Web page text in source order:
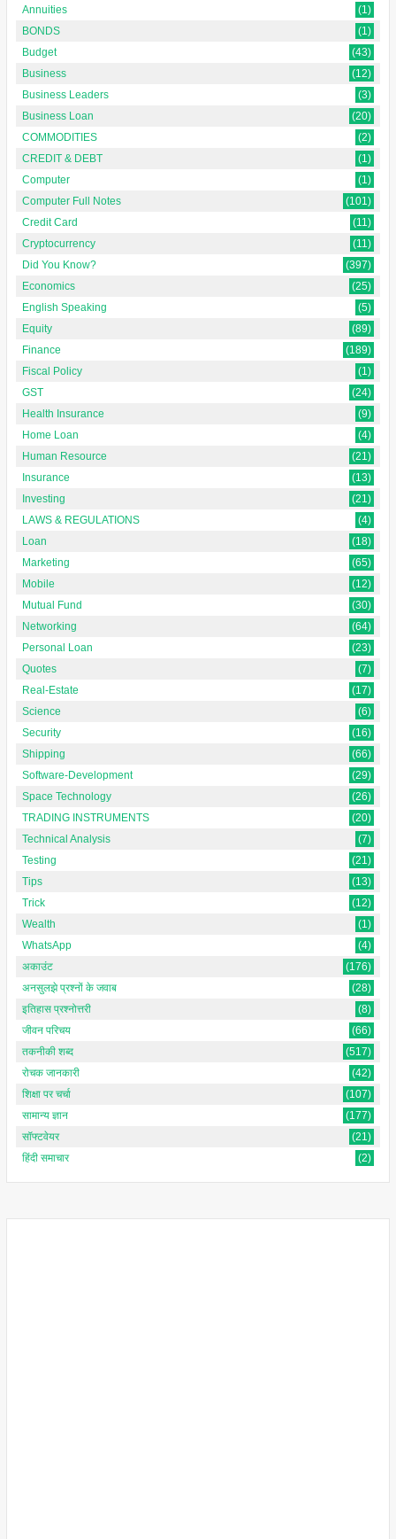
Annuities
(1)
BONDS
(1)
Budget
(43)
Business
(12)
Business Leaders
(3)
Business Loan
(20)
COMMODITIES
(2)
CREDIT & DEBT
(1)
Computer
(1)
Computer Full Notes
(101)
Credit Card
(11)
Cryptocurrency
(11)
Did You Know?
(397)
Economics
(25)
English Speaking
(5)
Equity
(89)
Finance
(189)
Fiscal Policy
(1)
GST
(24)
Health Insurance
(9)
Home Loan
(4)
Human Resource
(21)
Insurance
(13)
Investing
(21)
LAWS & REGULATIONS
(4)
Loan
(18)
Marketing
(65)
Mobile
(12)
Mutual Fund
(30)
Networking
(64)
Personal Loan
(23)
Quotes
(7)
Real-Estate
(17)
Science
(6)
Security
(16)
Shipping
(66)
Software-Development
(29)
Space Technology
(26)
TRADING INSTRUMENTS
(20)
Technical Analysis
(7)
Testing
(21)
Tips
(13)
Trick
(12)
Wealth
(1)
WhatsApp
(4)
अकाउंट
(176)
अनसुलझे प्रश्नों के जवाब
(28)
इतिहास प्रश्नोत्तरी
(8)
जीवन परिचय
(66)
तकनीकी शब्द
(517)
रोचक जानकारी
(42)
शिक्षा पर चर्चा
(107)
सामान्य ज्ञान
(177)
सॉफ्टवेयर
(21)
हिंदी समाचार
(2)